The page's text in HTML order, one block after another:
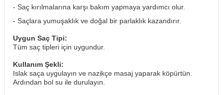
- Saç kırılmalarına karşı bakım yapmaya yardımcı olur.
- Saçlara yumuşaklık ve doğal bir parlaklık kazandırır.
Uygun Saç Tipi:
Tüm saç tipleri için uygundur.
Kullanım Şekli:
Islak saça uygulayın ve nazikçe masaj yaparak köpürtün.
Ardından bol su ile durulayın.